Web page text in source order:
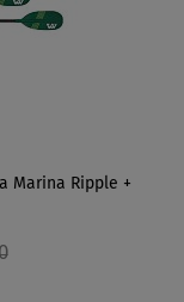
Marina Ripple +